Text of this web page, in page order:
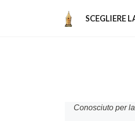
SCEGLIERE
Conosciuto per